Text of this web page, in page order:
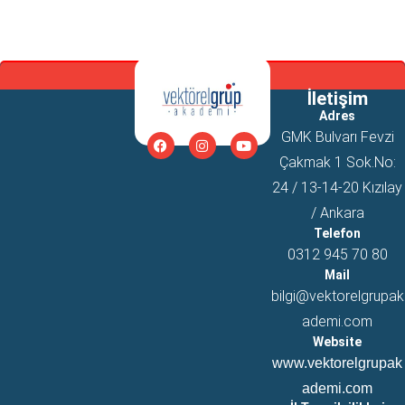
İletişim
Adres
GMK Bulvarı Fevzi
Çakmak 1 Sok.No:
24 / 13-14-20 Kızılay
/ Ankara
Telefon
0312 945 70 80
Mail
bilgi@vektorelgrupak
ademi.com
Website
www.vektorelgrupak
ademi.com